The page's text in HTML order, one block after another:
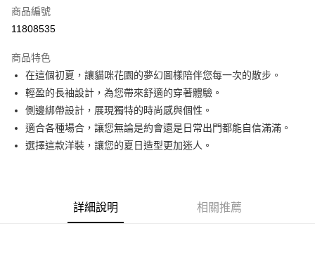
超商取貨付款
Apple Pay
悠遊付
Google Pay
全盈+PAY
【關於「AFTEE先享後付」】
AFTEE先享後付是「在收到商品之後才付款」的支付方式。 讓您購物簡單
商品編號
11808535
商品特色
在這個初夏，讓貓咪花園的夢幻圖樣陪伴您每一次的散步。
輕盈的長袖設計，為您帶來舒適的穿著體驗。
側邊綁帶設計，展現獨特的時尚感與個性。
適合各種場合，讓您無論是約會還是日常出門都能自信滿滿。
選擇這款洋裝，讓您的夏日造型更加迷人。
詳細說明 相關推薦